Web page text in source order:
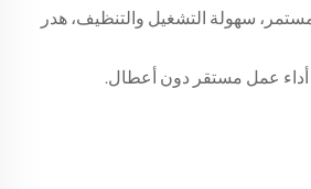
سهولة التشغيل والتنظيف، هدر